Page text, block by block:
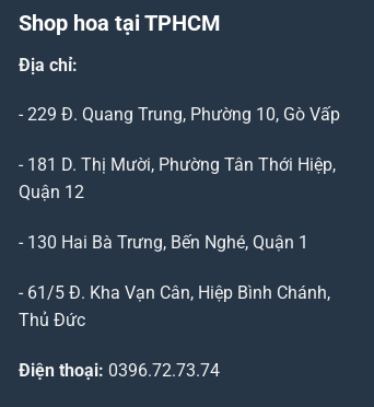
Shop hoa tại TPHCM
Địa chỉ:
- 229 Đ. Quang Trung, Phường 10, Gò Vấp
- 181 D. Thị Mười, Phường Tân Thới Hiệp,
Quận 12
- 130 Hai Bà Trưng, Bến Nghé, Quận 1
- 61/5 Đ. Kha Vạn Cân, Hiệp Bình Chánh,
Thủ Đức
Điện thoại: 0396.72.73.74